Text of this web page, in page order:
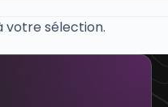
votre sélection.